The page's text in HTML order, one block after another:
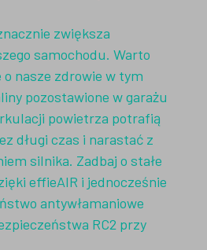
zwiększa
samochodu. Warto
nasze zdrowie w tym
pozostawione w garażu
powietrza potrafią
długi czas i narastać z
silnika. Zadbaj o stałe
effieAIR i jednocześnie
antywłamaniowe
RC2 przy